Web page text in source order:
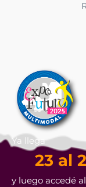
Ya llega
23 al
y luego accedé